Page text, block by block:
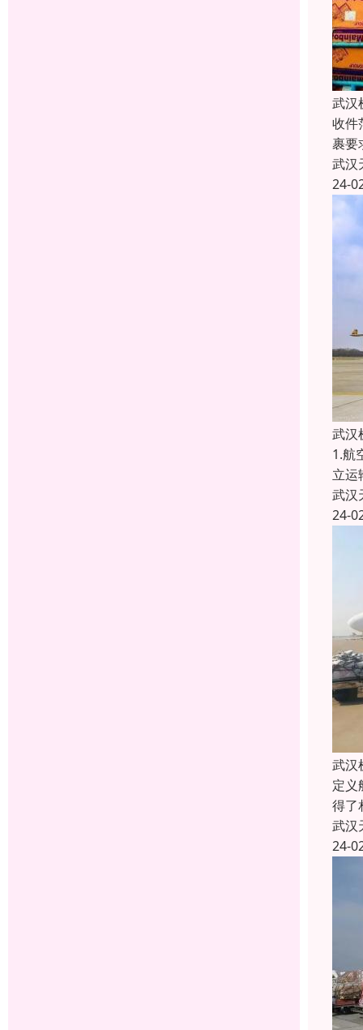
武汉
收件
裹要
武汉
24-
武汉
1.航
立运
武汉
24-
武汉
定义
得了
武汉
24-